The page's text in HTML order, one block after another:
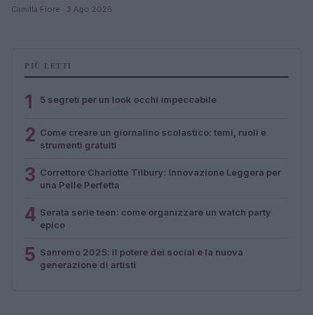
Camilla Fiore · 3 Ago 2026
PIÙ LETTI
1 5 segreti per un look occhi impeccabile
2 Come creare un giornalino scolastico: temi, ruoli e
strumenti gratuiti
3 Correttore Charlotte Tilbury: Innovazione Leggera per
una Pelle Perfetta
4 Serata serie teen: come organizzare un watch party
epico
5 Sanremo 2025: il potere dei social e la nuova
generazione di artisti